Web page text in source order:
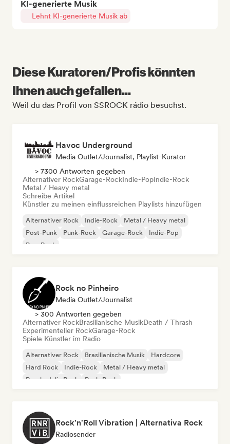
KI-generierte Musik
Lehnt KI-generierte Musik ab
Diese Kuratoren/Profis könnten
Ihnen auch gefallen...
Weil du das Profil von SSROCK rádio besuchst.
Havoc Underground
Media Outlet/Journalist, Playlist-Kurator
> 7300 Antworten gegeben
Alternativer RockGarage-RockIndie-PopIndie-Rock
Metal / Heavy metal
Schreibe Artikel
Künstler zu meinen einflussreichen Playlists hinzufügen
Alternativer Rock Indie-Rock
Metal / Heavy metal
Post-Punk
Punk-Rock Garage-Rock
Indie-Pop
Pop-Rock
Rock no Pinheiro
Media Outlet/Journalist
> 300 Antworten gegeben
Alternativer RockBrasilianische MusikDeath / Thrash
Experimenteller RockGarage-Rock
Spiele Künstler im Radio
Alternativer Rock Brasilianische Musik
Hardcore
Hard Rock
Indie-Rock
Metal / Heavy metal
Psychedelic Rock
Punk-Rock
Rock'n'Roll Vibration | Alternativa Rock
Radiosender